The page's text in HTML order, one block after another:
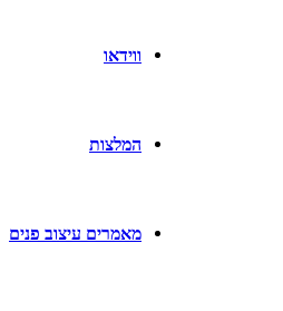
ווידאו
המלצות
מאמרים עיצוב פנים